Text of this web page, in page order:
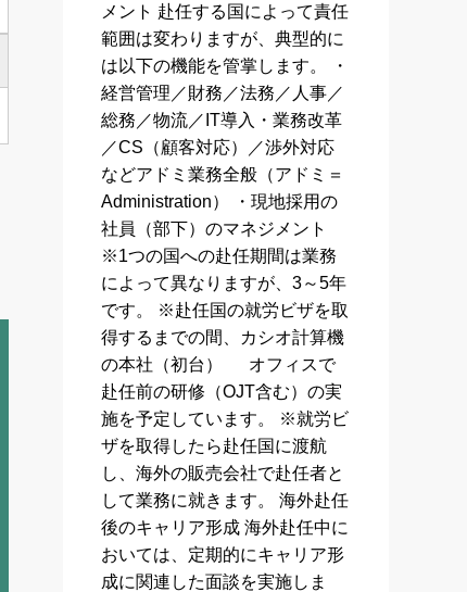
メント 赴任する国によって責任
範囲は変わりますが、典型的に
は以下の機能を管掌します。 ・
経営管理／財務／法務／人事／
総務／物流／IT導入・業務改革
／CS（顧客対応）／渉外対応
などアドミ業務全般（アドミ＝
Administration） ・現地採用の
社員（部下）のマネジメント
※1つの国への赴任期間は業務
によって異なりますが、3～5年
です。 ※赴任国の就労ビザを取
得するまでの間、カシオ計算機
の本社（初台） オフィスで
赴任前の研修（OJT含む）の実
施を予定しています。 ※就労ビ
ザを取得したら赴任国に渡航
し、海外の販売会社で赴任者と
して業務に就きます。 海外赴任
後のキャリア形成 海外赴任中に
おいては、定期的にキャリア形
成に関連した面談を実施しま